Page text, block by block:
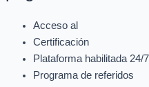
Acceso al
Certificación
Plataforma habilitada 24/7
Programa de referidos